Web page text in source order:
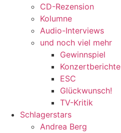
CD-Rezension
Kolumne
Audio-Interviews
und noch viel mehr
Gewinnspiel
Konzertberichte
ESC
Glückwunsch!
TV-Kritik
Schlagerstars
Andrea Berg